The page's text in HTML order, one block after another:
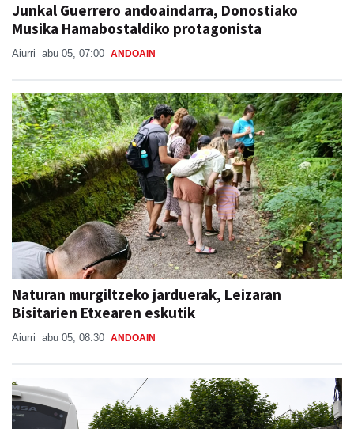
Junkal Guerrero andoaindarra, Donostiako
Musika Hamabostaldiko protagonista
Aiurri abu 05, 07:00 ANDOAIN
Naturan murgiltzeko jarduerak, Leizaran
Bisitarien Etxearen eskutik
Aiurri abu 05, 08:30 ANDOAIN